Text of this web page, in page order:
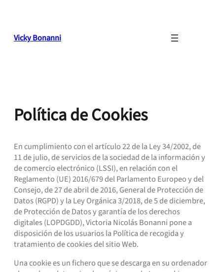
Vicky Bonanni
Política de Cookies
En cumplimiento con el artículo 22 de la Ley 34/2002, de
11 de julio, de servicios de la sociedad de la información y
de comercio electrónico (LSSI), en relación con el
Reglamento (UE) 2016/679 del Parlamento Europeo y del
Consejo, de 27 de abril de 2016, General de Protección de
Datos (RGPD) y la Ley Orgánica 3/2018, de 5 de diciembre,
de Protección de Datos y garantía de los derechos
digitales (LOPDGDD), Victoria Nicolás Bonanni pone a
disposición de los usuarios la Política de recogida y
tratamiento de cookies del sitio Web.
Una cookie es un fichero que se descarga en su ordenador